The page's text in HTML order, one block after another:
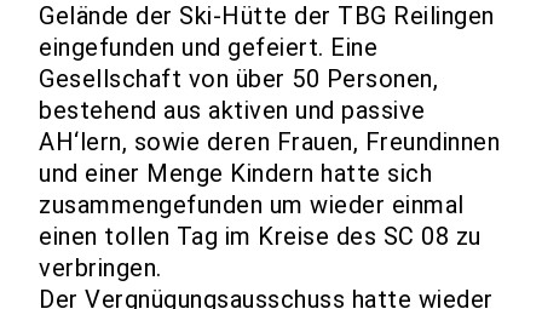
Gelände der Ski-Hütte der TBG Reilingen
eingefunden und gefeiert. Eine
Gesellschaft von über 50 Personen,
bestehend aus aktiven und passive
AH‘lern, sowie deren Frauen, Freundinnen
und einer Menge Kindern hatte sich
zusammengefunden um wieder einmal
einen tollen Tag im Kreise des SC 08 zu
verbringen.
Der Vergnügungsausschuss hatte wieder